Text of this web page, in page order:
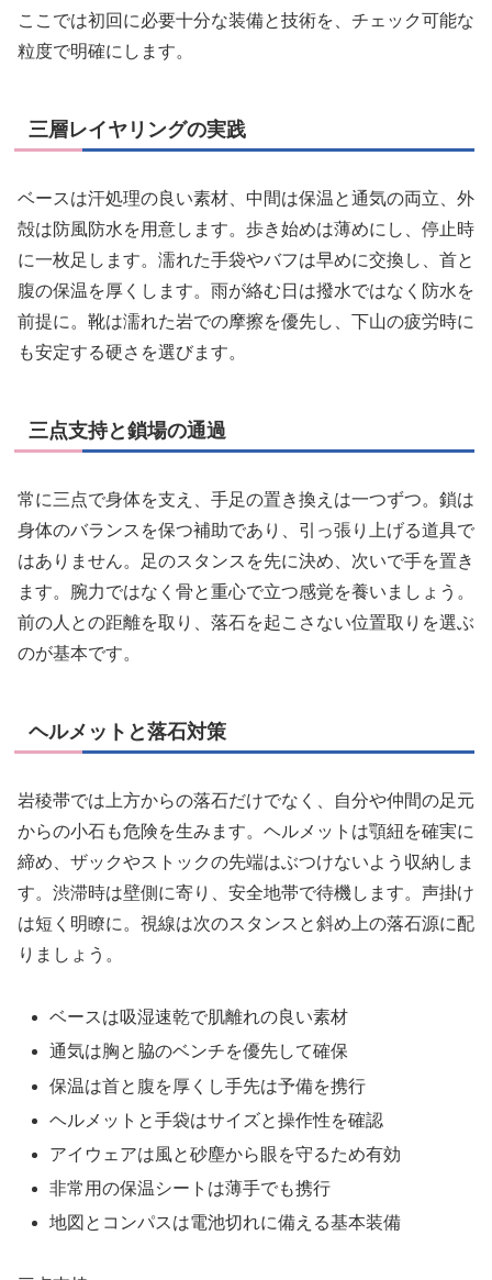
ここでは初回に必要十分な装備と技術を、チェック可能な
粒度で明確にします。
三層レイヤリングの実践
ベースは汗処理の良い素材、中間は保温と通気の両立、外
殻は防風防水を用意します。歩き始めは薄めにし、停止時
に一枚足します。濡れた手袋やバフは早めに交換し、首と
腹の保温を厚くします。雨が絡む日は撥水ではなく防水を
前提に。靴は濡れた岩での摩擦を優先し、下山の疲労時に
も安定する硬さを選びます。
三点支持と鎖場の通過
常に三点で身体を支え、手足の置き換えは一つずつ。鎖は
身体のバランスを保つ補助であり、引っ張り上げる道具で
はありません。足のスタンスを先に決め、次いで手を置き
ます。腕力ではなく骨と重心で立つ感覚を養いましょう。
前の人との距離を取り、落石を起こさない位置取りを選ぶ
のが基本です。
ヘルメットと落石対策
岩稜帯では上方からの落石だけでなく、自分や仲間の足元
からの小石も危険を生みます。ヘルメットは顎紐を確実に
締め、ザックやストックの先端はぶつけないよう収納しま
す。渋滞時は壁側に寄り、安全地帯で待機します。声掛け
は短く明瞭に。視線は次のスタンスと斜め上の落石源に配
りましょう。
ベースは吸湿速乾で肌離れの良い素材
通気は胸と脇のベンチを優先して確保
保温は首と腹を厚くし手先は予備を携行
ヘルメットと手袋はサイズと操作性を確認
アイウェアは風と砂塵から眼を守るため有効
非常用の保温シートは薄手でも携行
地図とコンパスは電池切れに備える基本装備